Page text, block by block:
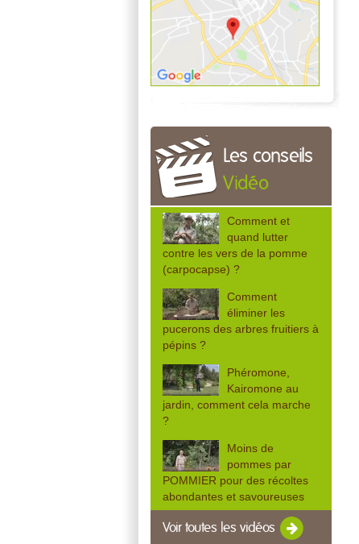
Les conseils
Vidéo
Comment et
quand lutter
contre les vers de la pomme
(carpocapse) ?
Comment
éliminer les
pucerons des arbres fruitiers à
pépins ?
Phéromone,
Kairomone au
jardin, comment cela marche
?
Moins de
pommes par
POMMIER pour des récoltes
abondantes et savoureuses
Voir toutes les vidéos